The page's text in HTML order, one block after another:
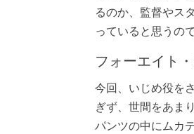
るのか、監督やス
っていると思うの
フォーエイト
今回、いじめ役を
ぎず、世間をあま
パンツの中にムカ